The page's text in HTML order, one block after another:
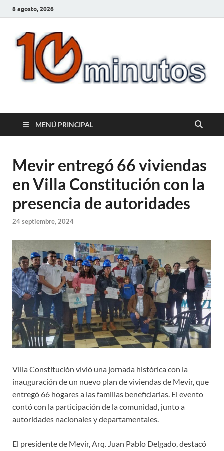
8 agosto, 2026
10minutos.com.uy
MENÚ PRINCIPAL
Mevir entregó 66 viviendas
en Villa Constitución con la
presencia de autoridades
24 septiembre, 2024
Villa Constitución vivió una jornada histórica con la
inauguración de un nuevo plan de viviendas de Mevir, que
entregó 66 hogares a las familias beneficiarias. El evento
contó con la participación de la comunidad, junto a
autoridades nacionales y departamentales.
El presidente de Mevir, Arq. Juan Pablo Delgado, destacó